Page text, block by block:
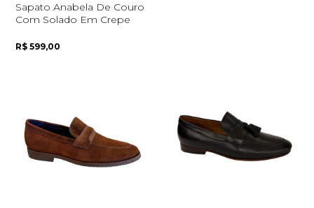
Sapato Anabela De Couro
Com Solado Em Crepe
R$ 599,00